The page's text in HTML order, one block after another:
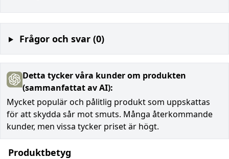
Frågor och svar (0)
Detta tycker våra kunder om produkten
(sammanfattat av AI):
Mycket populär och pålitlig produkt som uppskattas
för att skydda sår mot smuts. Många återkommande
kunder, men vissa tycker priset är högt.
Produktbetyg